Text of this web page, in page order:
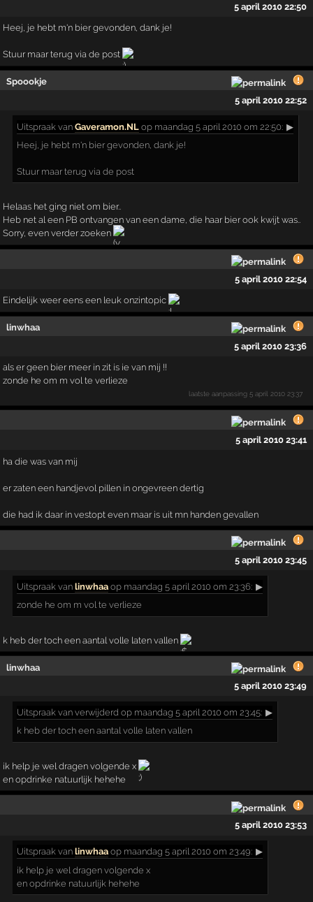
5 april 2010 22:50
Heej, je hebt m'n bier gevonden, dank je!
Stuur maar terug via de post
Spoookje
5 april 2010 22:52
Uitspraak vanGaveramon.NL op maandag 5 april 2010 om 22:50: ▶
Heej, je hebt m'n bier gevonden, dank je!
Stuur maar terug via de post
Helaas het ging niet om bier..
Heb net al een PB ontvangen van een dame, die haar bier ook kwijt was..
Sorry, even verder zoeken
5 april 2010 22:54
Eindelijk weer eens een leuk onzintopic
linwhaa
5 april 2010 23:36
als er geen bier meer in zit is ie van mij !!
zonde he om m vol te verlieze
laatste aanpassing5 april 2010 23:37
5 april 2010 23:41
ha die was van mij
er zaten een handjevol pillen in ongevreen dertig
die had ik daar in vestopt even maar is uit mn handen gevallen
5 april 2010 23:45
Uitspraak vanlinwhaa op maandag 5 april 2010 om 23:36: ▶
zonde he om m vol te verlieze
k heb der toch een aantal volle laten vallen
linwhaa
5 april 2010 23:49
Uitspraak van verwijderd op maandag 5 april 2010 om 23:45: ▶
k heb der toch een aantal volle laten vallen
ik help je wel dragen volgende x
en opdrinke natuurlijk hehehe
5 april 2010 23:53
Uitspraak vanlinwhaa op maandag 5 april 2010 om 23:49: ▶
ik help je wel dragen volgende x
en opdrinke natuurlijk hehehe